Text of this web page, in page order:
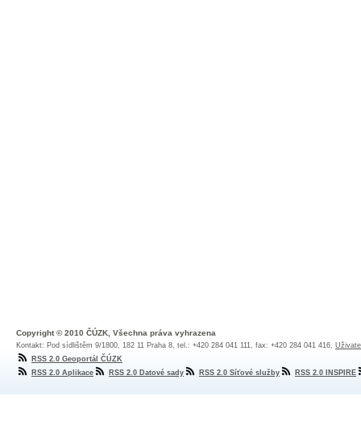
Copyright © 2010 ČÚZK, Všechna práva vyhrazena
Kontakt: Pod sídlištěm 9/1800, 182 11 Praha 8, tel.: +420 284 041 111, fax: +420 284 041 416,
RSS 2.0 Geoportál ČÚZK
RSS 2.0 Aplikace
RSS 2.0 Datové sady RSS 2.0 Síťové služby RSS 2.0 INSPIRE